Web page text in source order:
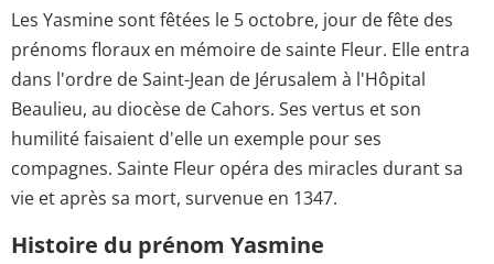
Les Yasmine sont fêtées le 5 octobre, jour de fête des
prénoms floraux en mémoire de sainte Fleur. Elle entra
dans l'ordre de Saint-Jean de Jérusalem à l'Hôpital
Beaulieu, au diocèse de Cahors. Ses vertus et son
humilité faisaient d'elle un exemple pour ses
compagnes. Sainte Fleur opéra des miracles durant sa
vie et après sa mort, survenue en 1347.
Histoire du prénom Yasmine